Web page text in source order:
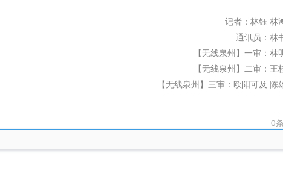
记者：林钰 林
通讯员：林
【无线泉州】一审：林
【无线泉州】二审：王
【无线泉州】三审：欧阳可及 陈
0